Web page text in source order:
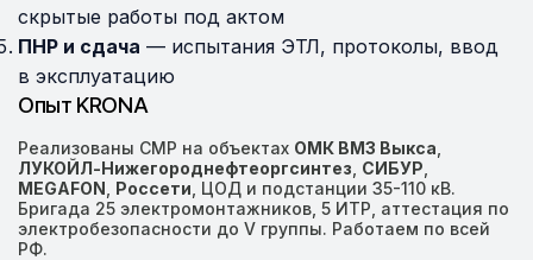
скрытые работы под актом
ПНР и сдача — испытания ЭТЛ, протоколы, ввод
в эксплуатацию
Опыт KRONA
Реализованы СМР на объектах ОМК ВМЗ Выкса
ЛУКОЙЛ-Нижегороднефтеоргсинтез СИБУР
MEGAFON Россети , ЦОД и подстанции 35-110 кВ.
Бригада 25 электромонтажников, 5 ИТР, аттестация по
электробезопасности до V группы. Работаем по всей
РФ.